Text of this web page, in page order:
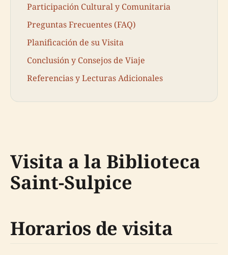
Participación Cultural y Comunitaria
Preguntas Frecuentes (FAQ)
Planificación de su Visita
Conclusión y Consejos de Viaje
Referencias y Lecturas Adicionales
Visita a la Biblioteca
Saint-Sulpice
Horarios de visita